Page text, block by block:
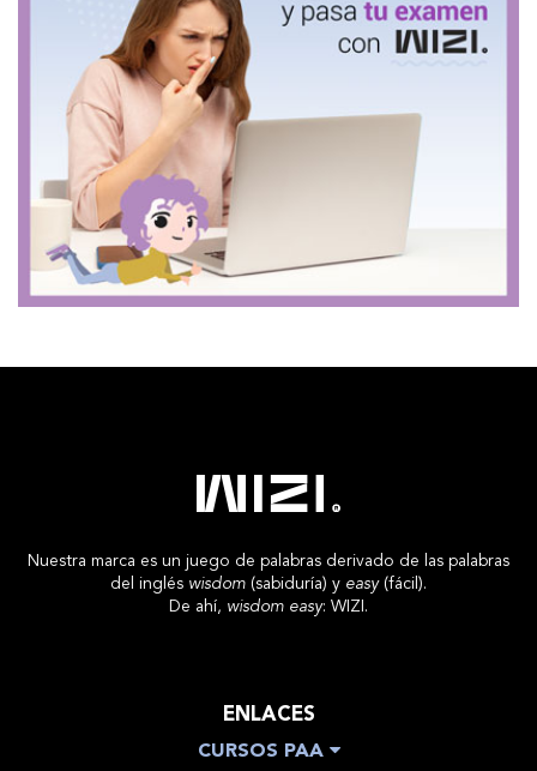
Nuestra marca es un juego de palabras derivado de las palabras
del inglés wisdom (sabiduría) y easy(fácil).
De ahí, wisdom easy: WIZI.
ENLACES
CURSOS PAA